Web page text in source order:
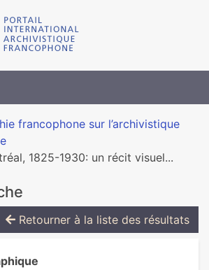
francophone sur l’archivistique
1825-1930: un récit visuel...
Retourner à la liste des résultats